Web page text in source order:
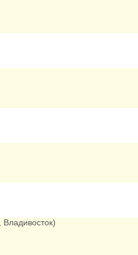
, Владивосток)